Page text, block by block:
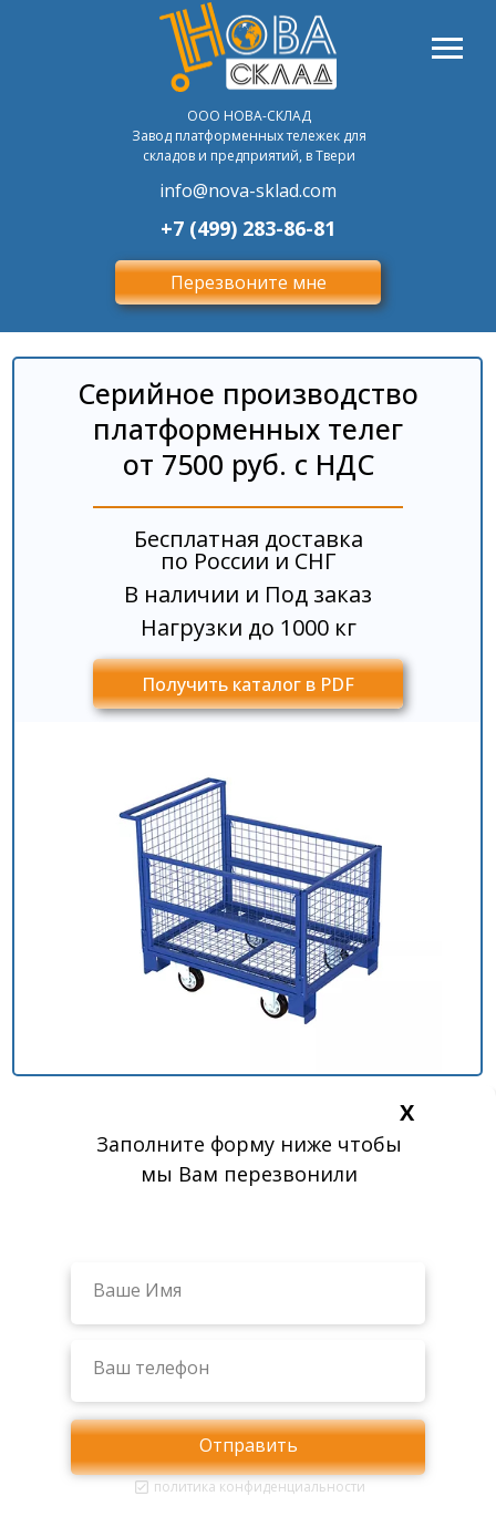
ООО НОВА-СКЛАД
Завод платформенных тележек для
складов и предприятий, в Твери
Перезвоните мне
+7 (499) 283-86-81
Производство в России
info@nova-sklad.com
Серийное производство
платформенных телег
от 7500 руб. с НДС
Получить каталог в PDF
Бесплатная доставка
по России и СНГ
В наличии и Под заказ
Нагрузки до 1000 кг
Отправить
политика конфиденциальности
Заполните форму ниже чтобы
мы Вам перезвонили
Х